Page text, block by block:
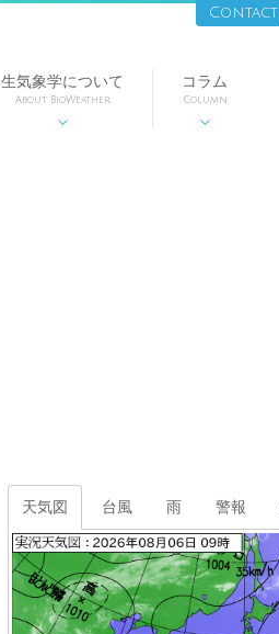
生気象学について
About BioWeather

コラム
Column

天気図 台風 雨 警報
Contact